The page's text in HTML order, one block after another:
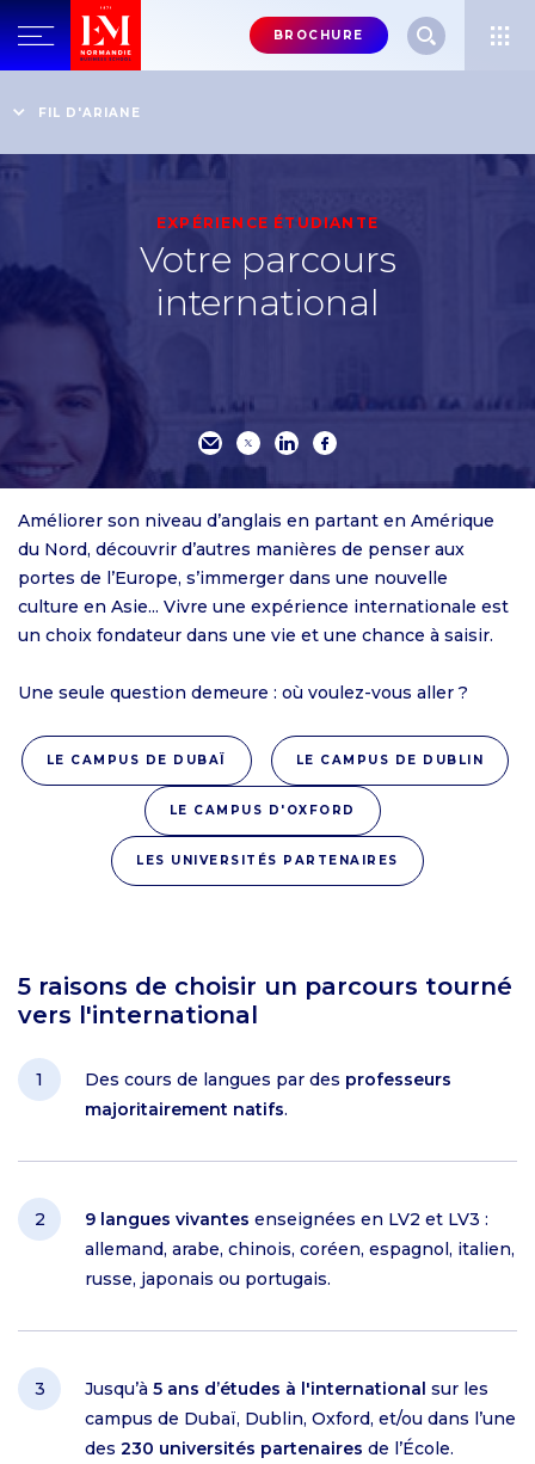
Menu
header-
BROCHURE
FIL D'ARIANE
Ouvrez-vous au monde en étudiant à l'international
EXPÉRIENCE ÉTUDIANTE
Votre parcours
international
Améliorer son niveau d’anglais en partant en Amérique
du Nord, découvrir d’autres manières de penser aux
portes de l’Europe, s’immerger dans une nouvelle
culture en Asie... Vivre une expérience internationale est
un choix fondateur dans une vie et une chance à saisir.
Une seule question demeure : où voulez-vous aller ?
LE CAMPUS DE DUBAÏ LE CAMPUS DE DUBLIN
LE CAMPUS D'OXFORD
LES UNIVERSITÉS PARTENAIRES
5 raisons de choisir un parcours tourné
vers l'international
Des cours de langues par des professeurs
majoritairement natifs.
9 langues vivantes enseignées en LV2 et LV3 :
allemand, arabe, chinois, coréen, espagnol, italien,
russe, japonais ou portugais.
Jusqu’à 5 ans d’études à l'international sur les
campus de Dubaï, Dublin, Oxford, et/ou dans l’une
des 230 universités partenaires de l’École.